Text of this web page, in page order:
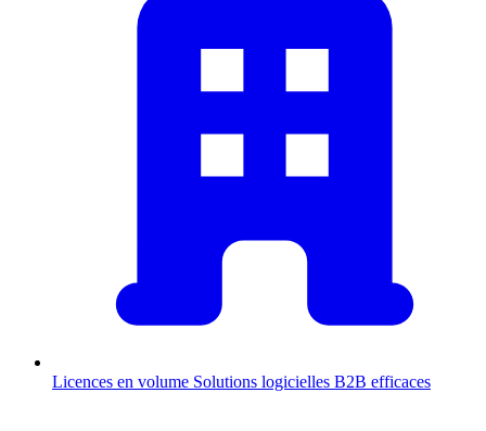
Licences en volume Solutions logicielles B2B efficaces